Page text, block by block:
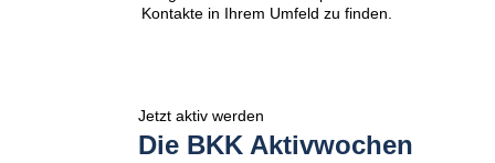
Kontakte in Ihrem Umfeld zu finden.
Jetzt aktiv werden
Die BKK Aktivwochen